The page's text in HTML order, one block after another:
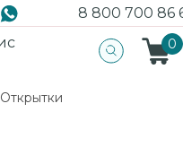
8 800 700 86
0
Открытки